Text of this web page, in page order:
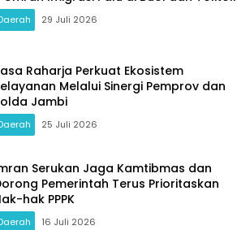
29 Juli 2026
Raharja Perkuat Ekosistem
Melalui Sinergi Pemprov dan
Jambi
25 Juli 2026
Serukan Jaga Kamtibmas dan
Pemerintah Terus Prioritaskan
hak PPPK
16 Juli 2026